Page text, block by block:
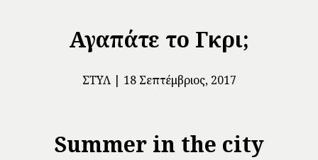
Αγαπάτε το Γκρι;
ΣΤΥΛ 18 Σεπτέμβριος, 2017
Summer in the city